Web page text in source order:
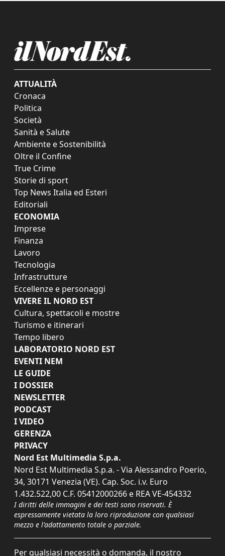
ATTUALITÀ
Cronaca
Politica
Società
Sanità e Salute
Ambiente e Sostenibilità
Oltre il Confine
True Crime
Storie di sport
Top News Italia ed Esteri
Editoriali
ECONOMIA
Imprese
Finanza
Lavoro
Tecnologia
Infrastrutture
Eccellenze e personaggi
VIVERE IL NORD EST
Cultura, spettacoli e mostre
Turismo e itinerari
Tempo libero
LABORATORIO NORD EST
EVENTI NEM
LE GUIDE
I DOSSIER
NEWSLETTER
PODCAST
I VIDEO
GERENZA
PRIVACY
Nord Est Multimedia S.p.a.
Nord Est Multimedia S.p.a. - Via Alessandro Poerio,
34, 30171 Venezia (VE). Cap. Soc. i.v. Euro
1.432.522,00 C.F. 05412000266 e REA VE-454332
I diritti delle immagini e dei testi sono riservati. È
espressamente vietata la loro riproduzione con qualsiasi
mezzo e l'adattamento totale o parziale.
Per qualsiasi necessità o domanda, il nostro